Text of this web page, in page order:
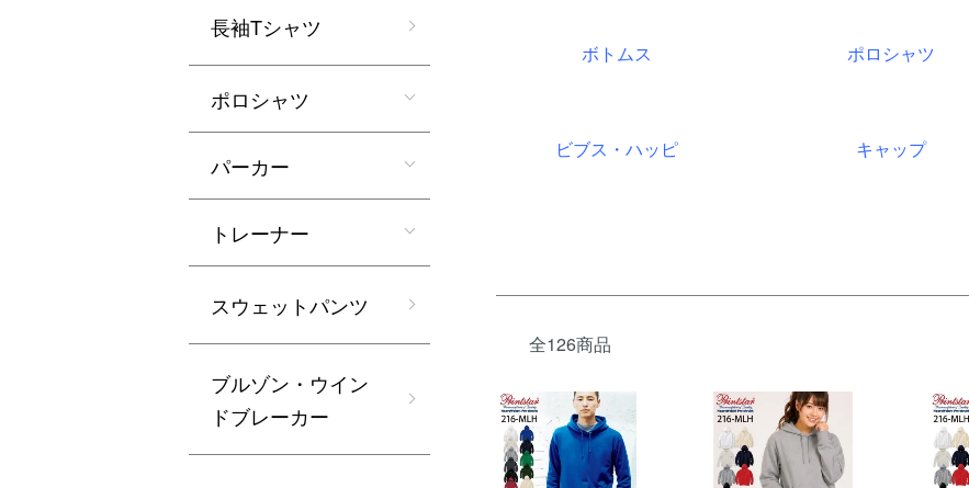
ボトムス ポロシャツ
ビブス・ハッピ キャップ
全126商品
長袖Tシャツ
ポロシャツ
パーカー
トレーナー
スウェットパンツ
ブルゾン・ウイン
ドブレーカー